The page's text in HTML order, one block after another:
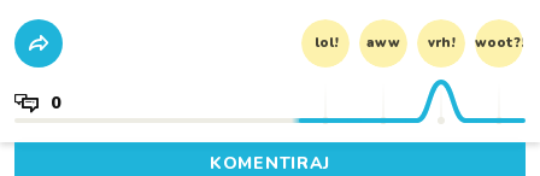
lol! aww vrh! woot?!
0
KOMENTIRAJ